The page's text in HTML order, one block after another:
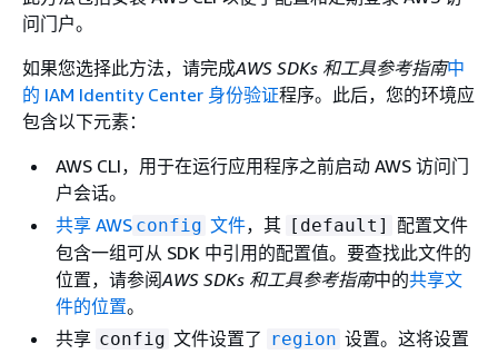
问门户。
如果您选择此方法，请完成AWS SDKs 和工具参考指南中
的 IAM Identity Center 身份验证程序。此后，您的环境应
包含以下元素：
AWS CLI，用于在运行应用程序之前启动 AWS 访问门
户会话。
共享 AWS config 文件，其 [default]
配置文件
包含一组可从 SDK 中引用的配置值。要查找此文件的
位置，请参阅AWS SDKs 和工具参考指南中的共享文
件的位置。
共享 config 文件设置了 region 设置。这将设置